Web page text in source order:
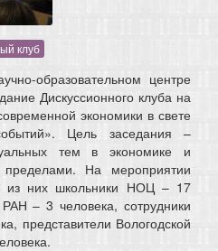
клуб
образовательном центре
Дискуссионного клуба на
экономики в свете
Цель заседания –
тем в экономике и
На мероприятии
из них школьники НОЦ – 17
– 3 человека, сотрудники
представители Вологодской